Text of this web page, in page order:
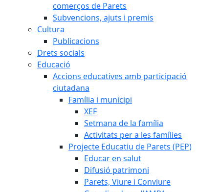
comerços de Parets
Subvencions, ajuts i premis
Cultura
Publicacions
Drets socials
Educació
Accions educatives amb participació
ciutadana
Família i municipi
XEF
Setmana de la família
Activitats per a les famílies
Projecte Educatiu de Parets (PEP)
Educar en salut
Difusió patrimoni
Parets, Viure i Conviure